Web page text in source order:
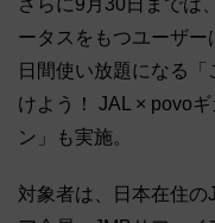
さらに9月30日までは
ータスをもつユーザ
日間使い放題になる
けよう！ JAL × povo
ン」も実施。
対象者は、日本在住の